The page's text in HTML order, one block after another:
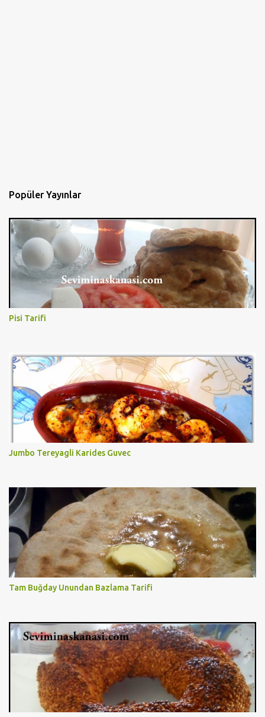
Popüler Yayınlar
Pisi Tarifi
Jumbo Tereyagli Karides Guvec
Tam Buğday Unundan Bazlama Tarifi